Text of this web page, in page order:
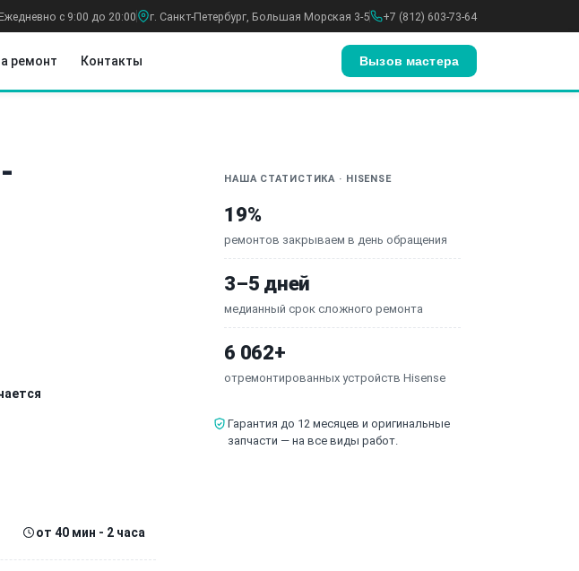
Ежедневно с 9:00 до 20:00 г. Санкт-Петербург, Большая Морская 3-5 +7 (812) 603-73-64
ремонт Контакты Вызов мастера
от 40 мин - 2 часа
НАША СТАТИСТИКА · HISENSE
19%
ремонтов закрываем в день обращения
3–5 дней
медианный срок сложного ремонта
6 062+
отремонтированных устройств Hisense
Гарантия до 12 месяцев и оригинальные
запчасти — на все виды работ.